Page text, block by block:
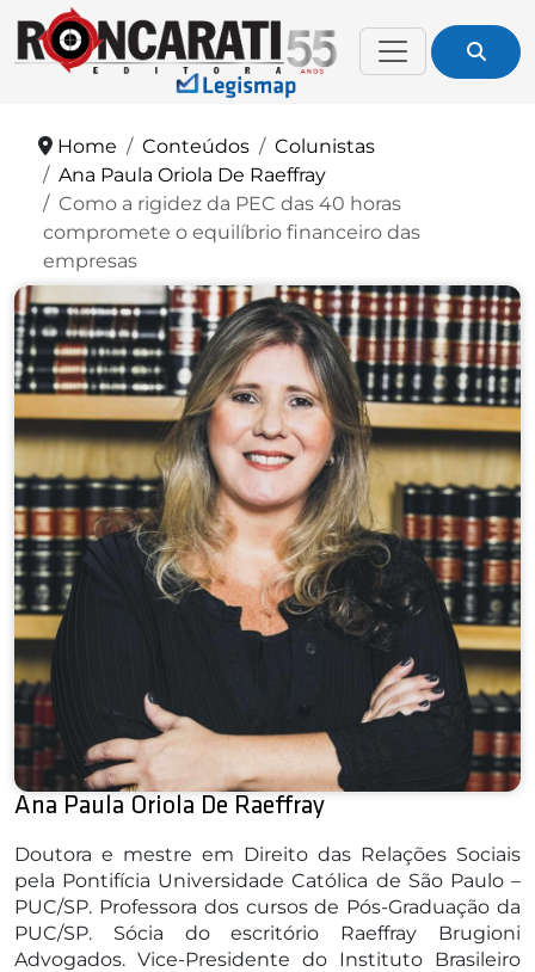
Home Conteúdos
Colunistas
Ana Paula Oriola De Raeffray
Como a rigidez da PEC das 40 horas
compromete o equilíbrio financeiro das
empresas
Ana Paula Oriola De Raeffray
Doutora e mestre em Direito das Relações Sociais
pela Pontifícia Universidade Católica de São Paulo –
PUC/SP. Professora dos cursos de Pós-Graduação da
PUC/SP. Sócia do escritório Raeffray Brugioni
Advogados. Vice-Presidente do Instituto Brasileiro